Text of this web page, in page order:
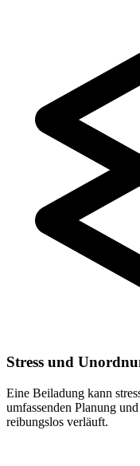
Stress und
Eine Beiladung kann
umfassenden Planung
reibungslos verläuft.